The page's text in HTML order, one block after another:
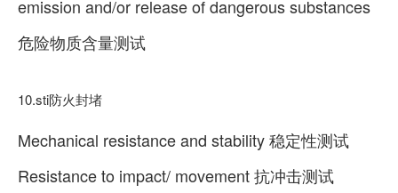
emission and/or release of dangerous substances
危险物质含量测试
10.sti防火封堵
Mechanical resistance and stability 稳定性测试
Resistance to impact/ movement 抗冲击测试